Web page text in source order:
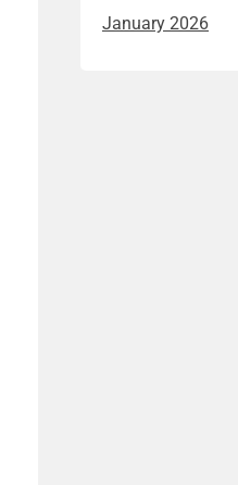
January 2026